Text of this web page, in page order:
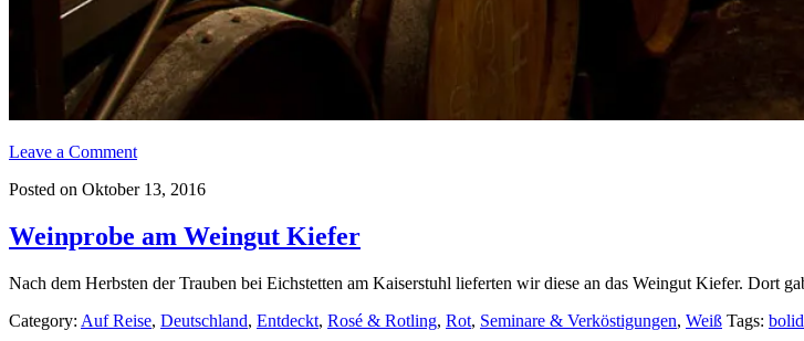
Leave a Comment
Posted on Oktober 13, 2016
Weinprobe am Weingut Kiefer
Nach dem Herbsten der Trauben bei Eichstetten am Kaiserstuhl lieferten wir diese an das Weingut Kiefer. Dort
Category: Auf Reise, Deutschland, Entdeckt, Rosé & Rotling, Rot, Seminare & Verköstigungen, Weiß Tags: